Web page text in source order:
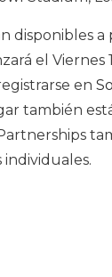
a
el Viernes
en
también
individuales.